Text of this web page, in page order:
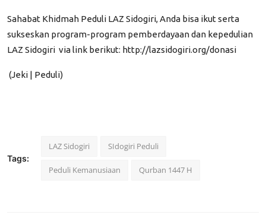
Sahabat Khidmah Peduli LAZ Sidogiri, Anda bisa ikut serta
sukseskan program-program pemberdayaan dan kepedulian
LAZ Sidogiri via link berikut: http://lazsidogiri.org/donasi
(Jeki | Peduli)
Tags:
LAZ Sidogiri SIdogiri Peduli
Peduli Kemanusiaan Qurban 1447 H